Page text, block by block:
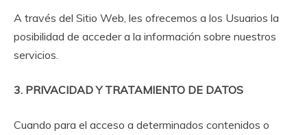
A través del Sitio Web, les ofrecemos a los Usuarios la
posibilidad de acceder a la información sobre nuestros
servicios.
3. PRIVACIDAD Y TRATAMIENTO DE DATOS
Cuando para el acceso a determinados contenidos o